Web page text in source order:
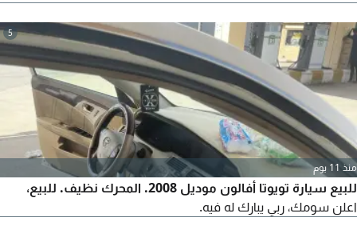
تشغيل بصمة، دخول ذكي لكل الأبواب والشنطة، ذاكرة تخزين للمقاعد
وغيرها من المواصفات المعروفة. الداخلية جديدة وملبسة تلبيسة
وعليها كفرات جديدة نيكسن.
5
منذ 11 يوم
للبيع سيارة تويوتا أفالون موديل 2008. المحرك نظيف. للبيع،
اعلن سومك، ربي يبارك له فيه.